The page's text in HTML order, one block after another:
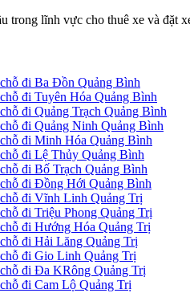
trong lĩnh vực cho thuê xe và đặt
đi Ba Đồn Quảng Bình
đi Tuyên Hóa Quảng Bình
đi Quảng Trạch Quảng Bình
đi Quảng Ninh Quảng Bình
đi Minh Hóa Quảng Bình
đi Lệ Thủy Quảng Bình
đi Bố Trạch Quảng Bình
đi Đồng Hới Quảng Bình
đi Vĩnh Linh Quảng Trị
đi Triệu Phong Quảng Trị
đi Hướng Hóa Quảng Trị
đi Hải Lăng Quảng Trị
đi Gio Linh Quảng Trị
đi Đa KRông Quảng Trị
đi Cam Lộ Quảng Trị